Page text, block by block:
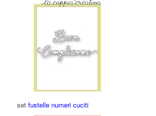
set fustelle numeri cuciti